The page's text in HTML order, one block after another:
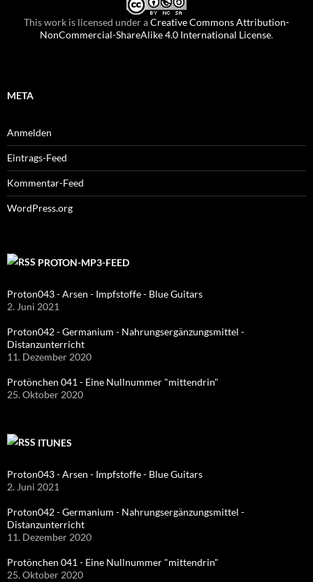
This work is licensed under aCreative Commons Attribution-
NonCommercial-ShareAlike 4.0 International License.
META
Anmelden
Eintrags-Feed
Kommentar-Feed
WordPress.org
PROTON-MP3-FEED
Proton043 - Arsen - Impfstoffe - Blue Guitars
2. Juni 2021
Proton042 - Germanium - Nahrungsergänzungsmittel -
Distanzunterricht
11. Dezember 2020
Protönchen 041 - Eine Nullnummer "mittendrin"
25. Oktober 2020
ITUNES
Proton043 - Arsen - Impfstoffe - Blue Guitars
2. Juni 2021
Proton042 - Germanium - Nahrungsergänzungsmittel -
Distanzunterricht
11. Dezember 2020
Protönchen 041 - Eine Nullnummer "mittendrin"
25. Oktober 2020